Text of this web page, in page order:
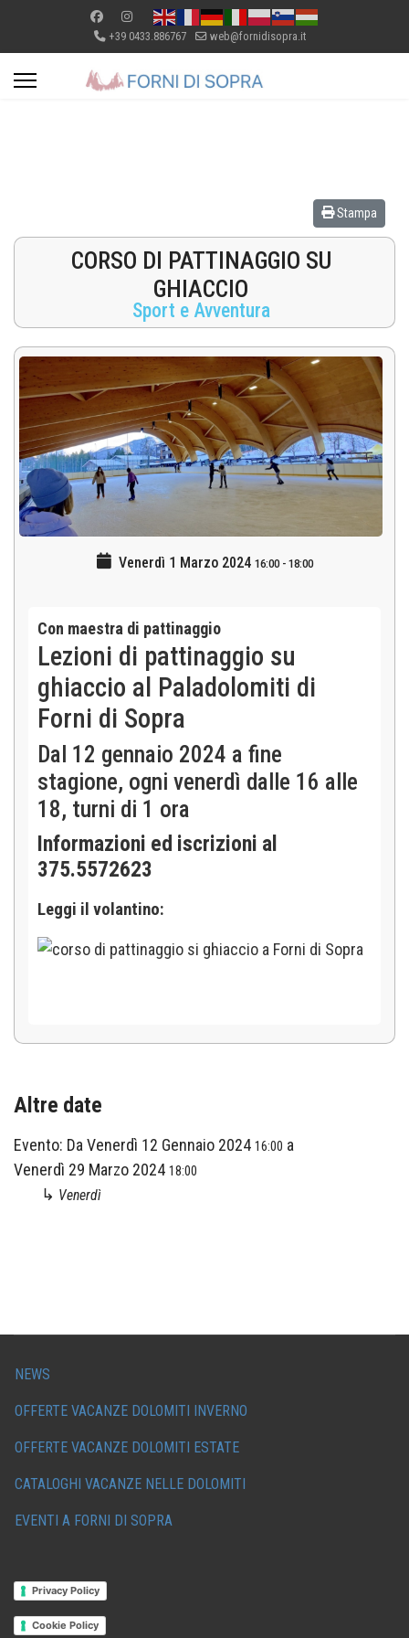
+39 0433.886767 web@fornidisopra.it
Stampa
CORSO DI PATTINAGGIO SU
GHIACCIO
Sport e Avventura
Venerdì 1 Marzo 2024 16:00- 18:00
Con maestra di pattinaggio
Lezioni di pattinaggio su
ghiaccio al Paladolomiti di
Forni di Sopra
Dal 12 gennaio 2024 a fine
stagione, ogni venerdì dalle 16 alle
18, turni di 1 ora
Informazioni ed iscrizioni al
375.5572623
Leggi il volantino:
Altre date
Evento: Da Venerdì 12 Gennaio 2024 16:00 a
Venerdì 29 Marzo 2024 18:00
↳ Venerdì
NEWS
OFFERTE VACANZE DOLOMITI INVERNO
OFFERTE VACANZE DOLOMITI ESTATE
CATALOGHI VACANZE NELLE DOLOMITI
EVENTI A FORNI DI SOPRA
Privacy Policy
Cookie Policy